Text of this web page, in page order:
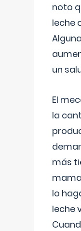
noto
leche
un
El
la
más
lo
leche